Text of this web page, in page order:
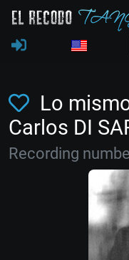
Lo
Carlos DI
Recording